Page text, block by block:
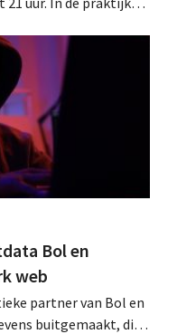
er een gelijk
Bol en
web
partner van Bol en
buitgemaakt, die